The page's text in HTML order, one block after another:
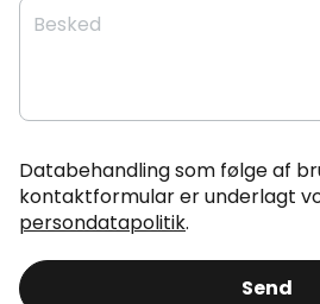
Besked
Databehandling som følge af
kontaktformular er underlagt
persondatapolitik.
Send